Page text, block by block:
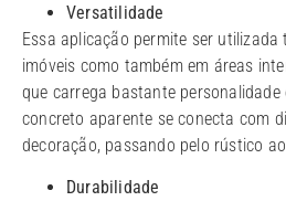
Versatilidade
Essa aplicação permite ser
imóveis como também em áreas
que carrega bastante
concreto aparente se conecta com
decoração, passando pelo rústico
Durabilidade